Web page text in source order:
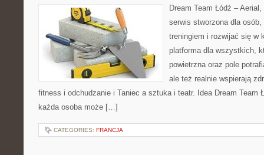
Dream Team Łódź –
serwis stworzona dla
treningiem i rozwijać się w
platforma dla wszystkich,
powietrzna oraz pole
ale też realnie wspierają
fitness i odchudzanie i Taniec a sztuka i teatr. Idea Dream Team
każda osoba może […]
CATEGORIES: FRANCJA